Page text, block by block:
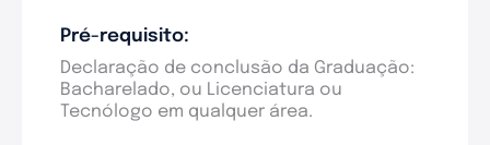
Pré-requisito:
Declaração de conclusão da Graduação:
Bacharelado, ou Licenciatura ou
Tecnólogo em qualquer área.